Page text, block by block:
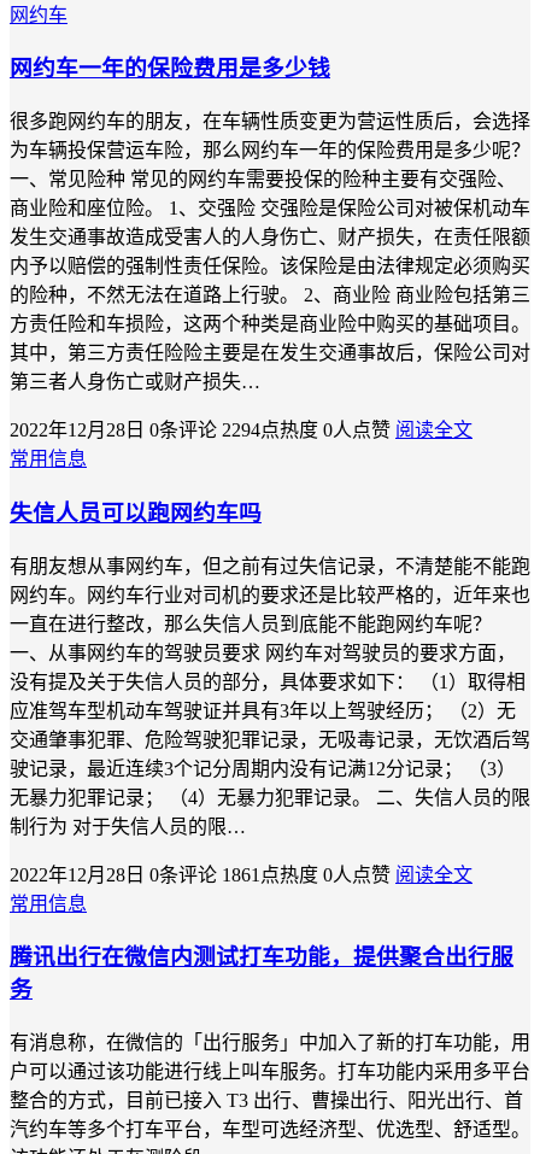
网约车
网约车一年的保险费用是多少钱
很多跑网约车的朋友，在车辆性质变更为营运性质后，会选择
为车辆投保营运车险，那么网约车一年的保险费用是多少呢？
一、常见险种 常见的网约车需要投保的险种主要有交强险、
商业险和座位险。 1、交强险 交强险是保险公司对被保机动车
发生交通事故造成受害人的人身伤亡、财产损失，在责任限额
内予以赔偿的强制性责任保险。该保险是由法律规定必须购买
的险种，不然无法在道路上行驶。 2、商业险 商业险包括第三
方责任险和车损险，这两个种类是商业险中购买的基础项目。
其中，第三方责任险险主要是在发生交通事故后，保险公司对
第三者人身伤亡或财产损失…
2022年12月28日 0条评论 2294点热度 0人点赞 阅读全文
常用信息
失信人员可以跑网约车吗
有朋友想从事网约车，但之前有过失信记录，不清楚能不能跑
网约车。网约车行业对司机的要求还是比较严格的，近年来也
一直在进行整改，那么失信人员到底能不能跑网约车呢？
一、从事网约车的驾驶员要求 网约车对驾驶员的要求方面，
没有提及关于失信人员的部分，具体要求如下： （1）取得相
应准驾车型机动车驾驶证并具有3年以上驾驶经历； （2）无
交通肇事犯罪、危险驾驶犯罪记录，无吸毒记录，无饮酒后驾
驶记录，最近连续3个记分周期内没有记满12分记录； （3）
无暴力犯罪记录； （4）无暴力犯罪记录。 二、失信人员的限
制行为 对于失信人员的限…
2022年12月28日 0条评论 1861点热度 0人点赞 阅读全文
常用信息
腾讯出行在微信内测试打车功能，提供聚合出行服
务
有消息称，在微信的「出行服务」中加入了新的打车功能，用
户可以通过该功能进行线上叫车服务。打车功能内采用多平台
整合的方式，目前已接入 T3 出行、曹操出行、阳光出行、首
汽约车等多个打车平台，车型可选经济型、优选型、舒适型。